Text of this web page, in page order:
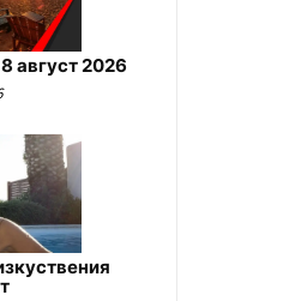
август 2026